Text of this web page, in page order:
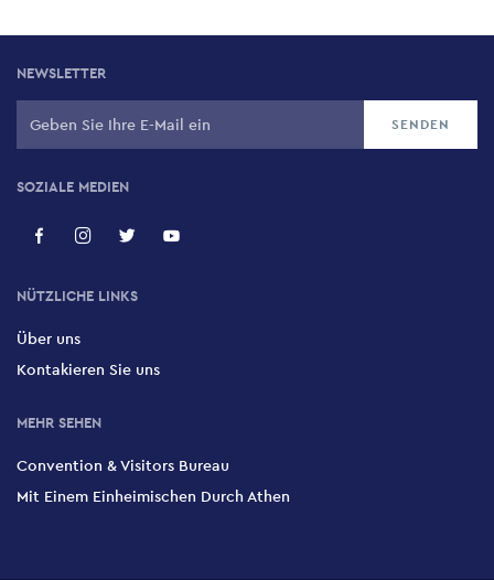
NEWSLETTER
SOZIALE MEDIEN
NÜTZLICHE LINKS
Über uns
Kontakieren Sie uns
MEHR SEHEN
Convention & Visitors Bureau
Mit Einem Einheimischen Durch Athen